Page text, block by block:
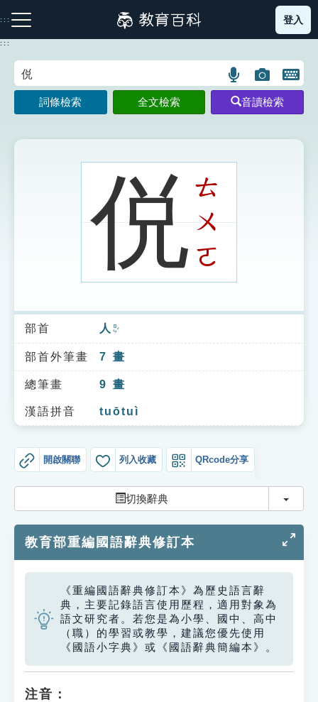
到
主
:::
注音索引圖示 筆畫索引圖示 部首索引表圖示
索引選單
知識索引
單字索引
生命大百科索引
遊戲專區
教學應用
貓頭鷹博士
登入
:::
語
言
搜
示
圖
片
搜
開
鍵
圖
詞條檢索 全文檢索 音讀檢索
侻ㄊ
ㄨ
ㄛ
部首 人 ㄖㄣˊ
部首外筆畫 7 畫
總筆畫 9 畫
漢語拼音 tuōtuì
開啟關聯 列入收藏 QRcode分享
切換辭典 切換
教育部重編國語辭典修訂本
《重編國語辭典修訂本》為歷史語言辭
典，主要記錄語言使用歷程，適用對象為
語文研究者。若您是為小學、國中、高中
（職）的學習或教學，建議您優先使用
《國語小字典》或《國語辭典簡編本》。
注音：